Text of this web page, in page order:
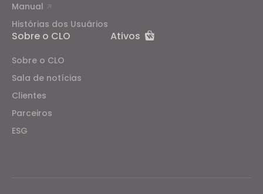
Manual
Histórias dos Usuários
Sobre o CLO
Sobre o CLO
Sala de notícias
Clientes
Parceiros
ESG
Ativos
If you reject all, some features might not function
properly. Reject All